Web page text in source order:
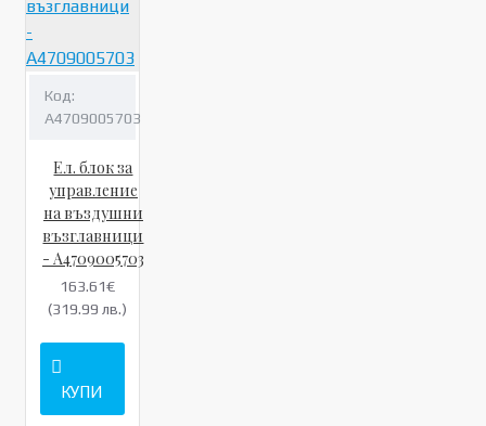
Код:
A4709005703
Ел. блок за
управление
на въздушни
възглавници
- A4709005703
163.61€
(319.99 лв.)
КУПИ